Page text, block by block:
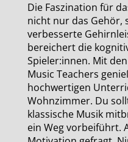
Die Faszination für
nicht nur das Gehör,
verbesserte
bereichert die
Spieler:innen. Mit
Music Teachers
hochwertigen
Wohnzimmer. Du
klassische Musik
ein Weg vorbeiführt.